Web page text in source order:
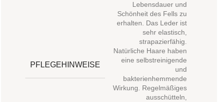
PFLEGEHINWEISE
Lebensdauer und
Schönheit des Fells zu
erhalten. Das Leder ist
sehr elastisch,
strapazierfähig.
Natürliche Haare haben
eine selbstreinigende
und
bakterienhemmende
Wirkung. Regelmäßiges
ausschütteln,